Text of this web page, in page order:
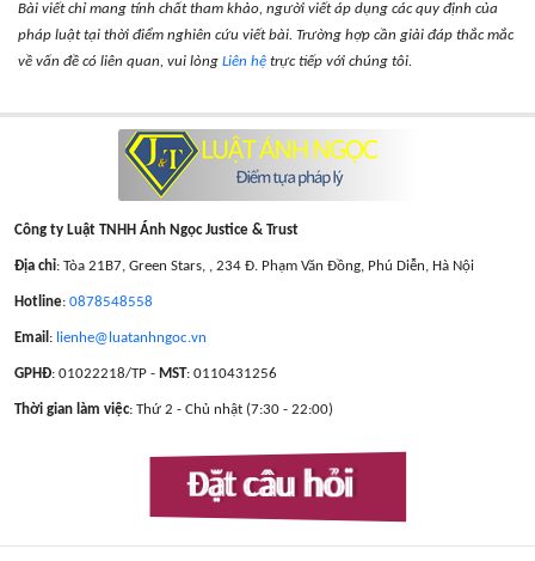
Bài viết chỉ mang tính chất tham khảo, người viết áp dụng các quy định của
pháp luật tại thời điểm nghiên cứu viết bài. Trường hợp cần giải đáp thắc mắc
về vấn đề có liên quan, vui lòng Liên hệ trực tiếp với chúng tôi.
Công ty Luật TNHH Ánh Ngọc Justice & Trust
Địa chỉ: Tòa 21B7, Green Stars, , 234 Đ. Phạm Văn Đồng, Phú Diễn, Hà Nội
Hotline: 0878548558
Email : lienhe@luatanhngoc.vn
GPHĐ: 01022218/TP - MST: 0110431256
Thời gian làm việc: Thứ 2 - Chủ nhật (7:30 - 22:00)
Đặt câu hỏi